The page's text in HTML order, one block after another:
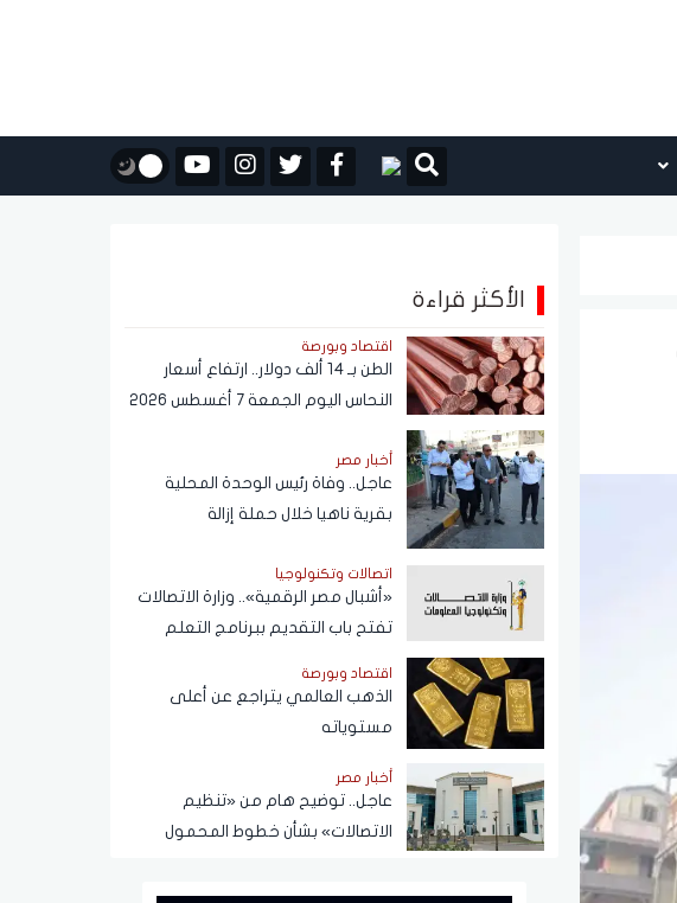
الأكثر قراءة
اقتصاد وبورصة
الطن بـ 14 ألف دولار.. ارتفاع أسعار
النحاس اليوم الجمعة 7 أغسطس 2026
أخبار مصر
عاجل.. وفاة رئيس الوحدة المحلية
بقرية ناهيا خلال حملة إزالة
اتصالات وتكنولوجيا
«أشبال مصر الرقمية».. وزارة الاتصالات
تفتح باب التقديم ببرنامج التعلم
اقتصاد وبورصة
الذهب العالمي يتراجع عن أعلى
مستوياته
أخبار مصر
عاجل.. توضيح هام من «تنظيم
الاتصالات» بشأن خطوط المحمول